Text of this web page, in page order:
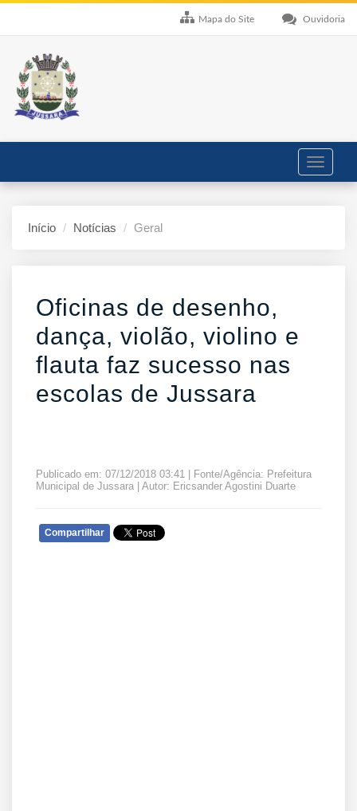
Ouvidoria
Mapa do Site
Toggle
Início Notícias Geral
Oficinas de desenho,
dança, violão, violino e
flauta faz sucesso nas
escolas de Jussara
Publicado em: 07/12/2018 03:41 | Fonte/Agência: Prefeitura
Municipal de Jussara | Autor: Ericsander Agostini Duarte
Compartilhar